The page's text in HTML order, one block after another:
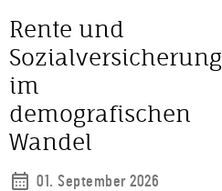
Rente und
Sozialversicherung
im
demografischen
Wandel
01. September 2026